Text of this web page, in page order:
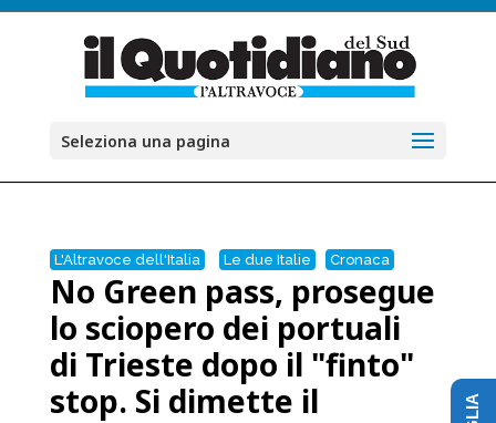
Seleziona una pagina
L'Altravoce dell'Italia Le due Italie Cronaca
No Green pass, prosegue
lo sciopero dei portuali
di Trieste dopo il "finto"
stop. Si dimette il